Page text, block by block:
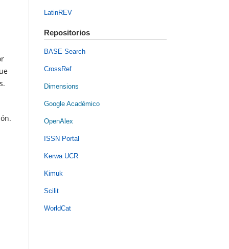
LatinREV
Repositorios
BASE Search
CrossRef
Dimensions
Google Académico
OpenAlex
ISSN Portal
Kerwa UCR
Kimuk
Scilit
WorldCat